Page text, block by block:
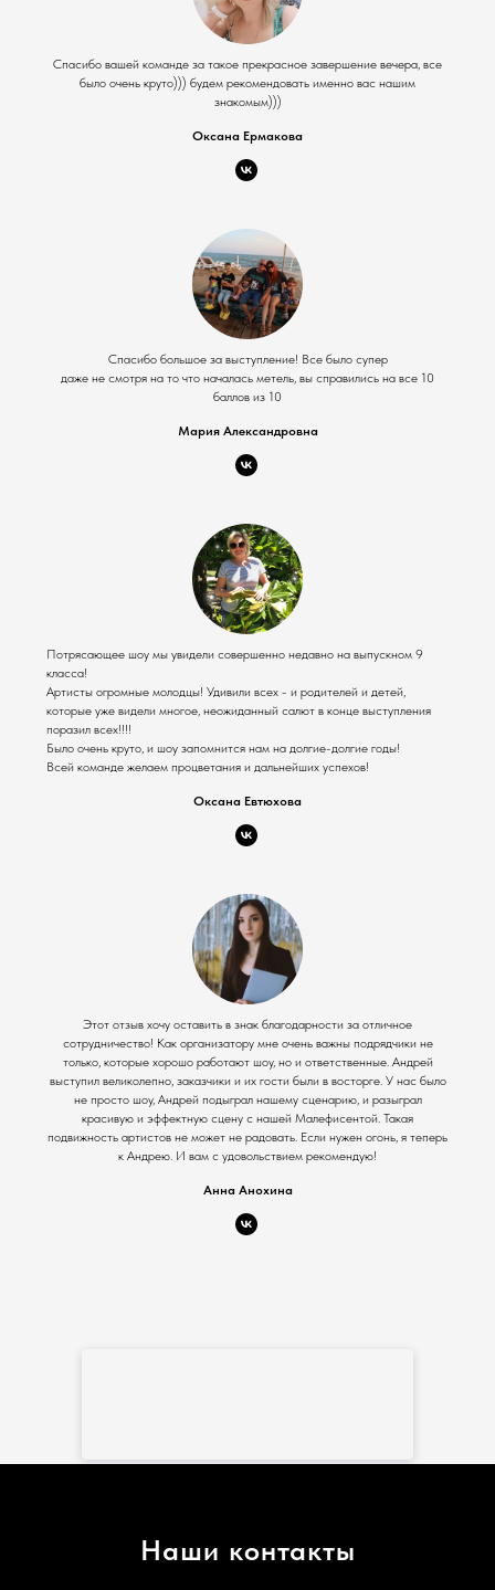
Спасибо вашей команде за такое прекрасное завершение вечера, все
было очень круто))) будем рекомендовать именно вас нашим
знакомым)))
Оксана Ермакова
Спасибо большое за выступление! Все было супер
даже не смотря на то что началась метель, вы справились на все 10
баллов из 10
Мария Александровна
Потрясающее шоу мы увидели совершенно недавно на выпускном 9
класса!
Артисты огромные молодцы! Удивили всех - и родителей и детей,
которые уже видели многое, неожиданный салют в конце выступления
поразил всех!!!!
Было очень круто, и шоу запомнится нам на долгие-долгие годы!
Всей команде желаем процветания и дальнейших успехов!
Оксана Евтюхова
Этот отзыв хочу оставить в знак благодарности за отличное
сотрудничество! Как организатору мне очень важны подрядчики не
только, которые хорошо работают шоу, но и ответственные. Андрей
выступил великолепно, заказчики и их гости были в восторге. У нас было
не просто шоу, Андрей подыграл нашему сценарию, и разыграл
красивую и эффектную сцену с нашей Малефисентой. Такая
подвижность артистов не может не радовать. Если нужен огонь, я теперь
к Андрею. И вам с удовольствием рекомендую!
Анна Анохина
Наши контакты